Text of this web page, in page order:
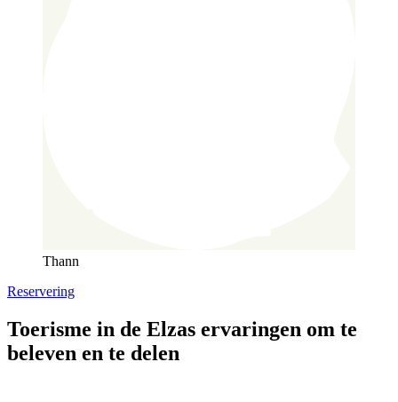
Thann
Reservering
Toerisme in de Elzas ervaringen om te
beleven en te delen